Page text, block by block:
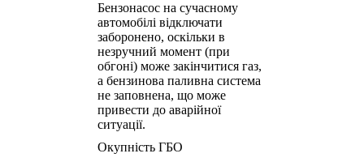
Бензонасос на сучасному
автомобілі відключати
заборонено, оскільки в
незручний момент (при
обгоні) може закінчитися газ,
а бензинова паливна система
не заповнена, що може
привести до аварійної
ситуації.
Окупність ГБО